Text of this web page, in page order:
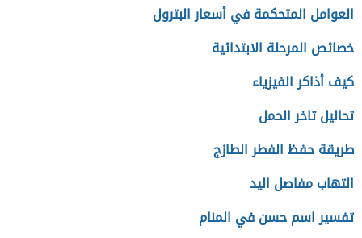
العوامل المتحكمة في أسعار البترول
خصائص المرحلة الابتدائية
كيف أذاكر الفيزياء
تحاليل تاخر الحمل
طريقة حفظ الفطر الطازج
التهاب مفاصل اليد
تفسير اسم حسن في المنام